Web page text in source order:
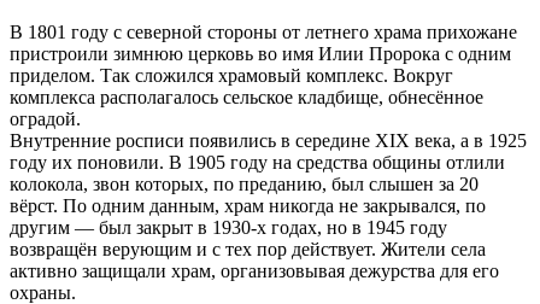
В 1801 году с северной стороны от летнего храма прихожане
пристроили зимнюю церковь во имя Илии Пророка с одним
приделом. Так сложился храмовый комплекс. Вокруг
комплекса располагалось сельское кладбище, обнесённое
оградой.
Внутренние росписи появились в середине XIX века, а в 1925
году их поновили. В 1905 году на средства общины отлили
колокола, звон которых, по преданию, был слышен за 20
вёрст. По одним данным, храм никогда не закрывался, по
другим — был закрыт в 1930-х годах, но в 1945 году
возвращён верующим и с тех пор действует. Жители села
активно защищали храм, организовывая дежурства для его
охраны.